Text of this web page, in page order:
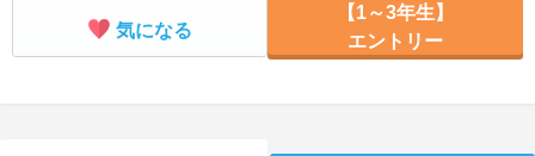
気になる
【1～3年生】
エントリー